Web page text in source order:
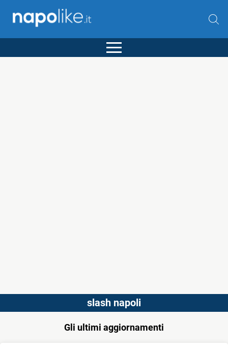
slash napoli
Gli ultimi aggiornamenti